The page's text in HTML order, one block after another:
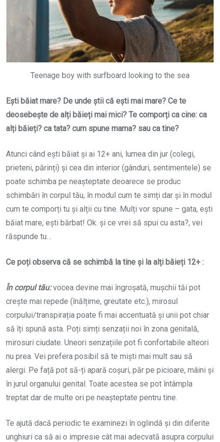
Teenage boy with surfboard looking to the sea
Ești băiat mare? De unde știi că ești mai mare? Ce te
deosebește de alți băieți mai mici? Te comporți ca cine: ca
alți băieți? ca tata? cum spune mama? sau ca tine?
Atunci când ești băiat și ai 12+ ani, lumea din jur (colegi,
prieteni, părinți) și cea din interior (gânduri, sentimentele) se
poate schimba pe neașteptate deoarece se produc
schimbări în corpul tău, în modul cum te simți dar și în modul
cum te comporți tu și alții cu tine. Mulți vor spune – gata, ești
băiat mare, ești bărbat! Ok. și ce vrei să spui cu asta?, vei
răspunde tu…
Ce poți observa că se schimbă la tine și la alți băieți 12+ :
În corpul tău:vocea devine mai îngroșată, mușchii tăi pot
crește mai repede (înălțime, greutate etc.), mirosul
corpului/transpirația poate fi mai accentuată și unii pot chiar
să îți spună asta. Poți simți senzații noi în zona genitală,
mirosuri ciudate. Uneori senzațiile pot fi confortabile alteori
nu prea. Vei prefera posibil să te miști mai mult sau să
alergi. Pe față pot să-ți apară coșuri, păr pe picioare, mâini și
în jurul organului genital. Toate acestea se pot întâmpla
treptat dar de multe ori pe neașteptate pentru tine.
Te ajută dacă periodic te examinezi în oglindă și din diferite
unghiuri ca să ai o impresie cât mai adecvată asupra corpului